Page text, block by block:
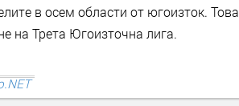
в осем области от югоизток.
на Трета Югоизточна лига.